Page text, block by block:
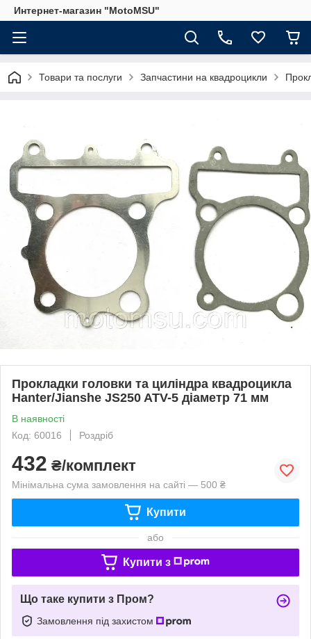
Интернет-магазин "MotoMSU"
Товари та послуги Запчастини на квадроцикли
Прокладки головки та циліндра квадроцикла
Hanter/Jianshe JS250 ATV-5 діаметр 71 мм
В наявності
Код: 60016
Роздріб
432 ₴/комплект
Мінімальна сума замовлення на сайті — 500 ₴
Купити
або
Купити з
Що таке купити з Пром?
Замовлення під захистом